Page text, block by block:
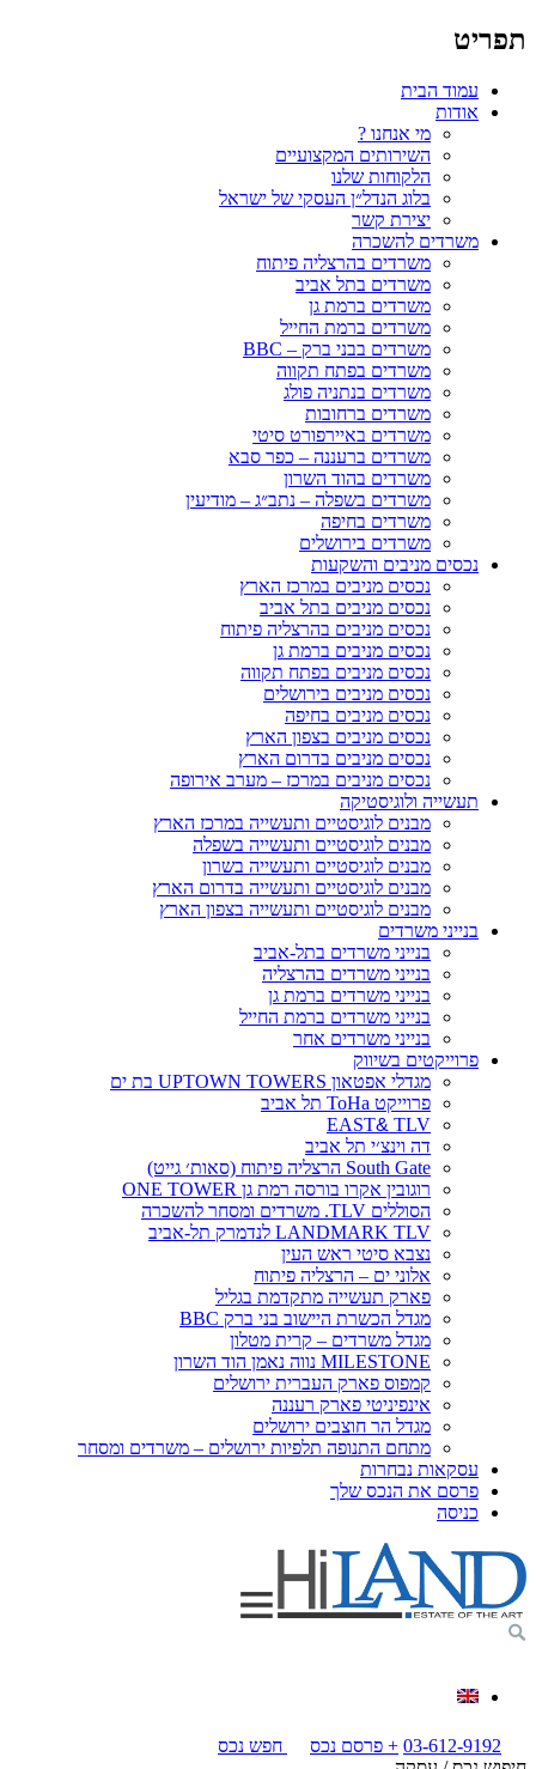
תפריט
עמוד הבית
אודות
מי אנחנו ?
השירותים המקצועיים
הלקוחות שלנו
בלוג הנדל״ן העסקי של ישראל
יצירת קשר
משרדים להשכרה
משרדים בהרצליה פיתוח
משרדים בתל אביב
משרדים ברמת גן
משרדים ברמת החייל
משרדים בבני ברק – BBC
משרדים בפתח תקווה
משרדים בנתניה פולג
משרדים ברחובות
משרדים באיירפורט סיטי
משרדים ברעננה – כפר סבא
משרדים בהוד השרון
משרדים בשפלה – נתב״ג – מודיעין
משרדים בחיפה
משרדים בירושלים
נכסים מניבים והשקעות
נכסים מניבים במרכז הארץ
נכסים מניבים בתל אביב
נכסים מניבים בהרצליה פיתוח
נכסים מניבים ברמת גן
נכסים מניבים בפתח תקווה
נכסים מניבים בירושלים
נכסים מניבים בחיפה
נכסים מניבים בצפון הארץ
נכסים מניבים בדרום הארץ
נכסים מניבים במרכז – מערב אירופה
תעשייה ולוגיסטיקה
מבנים לוגיסטיים ותעשייה במרכז הארץ
מבנים לוגיסטיים ותעשייה בשפלה
מבנים לוגיסטיים ותעשייה בשרון
מבנים לוגיסטיים ותעשייה בדרום הארץ
מבנים לוגיסטיים ותעשייה בצפון הארץ
בנייני משרדים
בנייני משרדים בתל-אביב
בנייני משרדים בהרצליה
בנייני משרדים ברמת גן
בנייני משרדים ברמת החייל
בנייני משרדים אחר
פרוייקטים בשיווק
מגדלי אפטאון UPTOWN TOWERS בת ים
פרוייקט ToHa תל אביב
EAST& TLV
דה וינצ׳י תל אביב
South Gate הרצליה פיתוח (סאות׳ גייט)
רוגובין אקרו בורסה רמת גן ONE TOWER
הסוללים TLV. משרדים ומסחר להשכרה
LANDMARK TLV לנדמרק תל-אביב
נצבא סיטי ראש העין
אלוני ים – הרצליה פיתוח
פארק תעשייה מתקדמת בגליל
מגדל הכשרת היישוב בני ברק BBC
מגדל משרדים – קרית מטלון
MILESTONE נווה נאמן הוד השרון
קמפוס פארק העברית ירושלים
אינפיניטי פארק רעננה
מגדל הר חוצבים ירושלים
מתחם התנופה תלפיות ירושלים – משרדים ומסחר
עסקאות נבחרות
פרסם את הנכס שלך
כניסה
03-612-9192
+ פרסם נכס
חפש נכס